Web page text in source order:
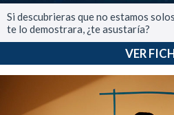
Si descubrieras que no estamos
te lo demostrara, ¿te asustaría?
VER